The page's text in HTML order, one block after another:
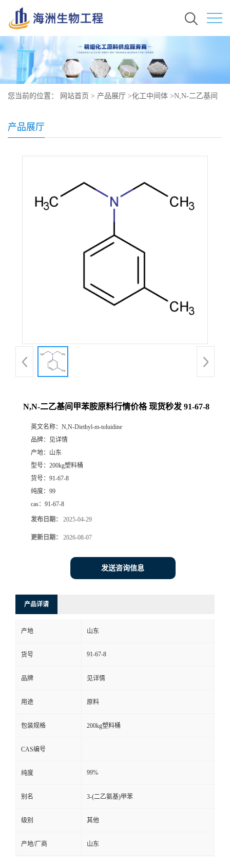
您当前的位置： 网站首页 > 产品展厅 >化工中间体 >N,N-二乙基间
产品展厅
N,N-二乙基间甲苯胺原料行情价格 现货秒发 91-67-8
英文名称： N,N-Diethyl-m-toluidine
品牌：
见详情
产地： 山东
型号： 200kg塑料桶
货号： 91-67-8
纯度： 99
cas： 91-67-8
发布日期： 2025-04-29
更新日期： 2026-08-07
发送咨询信息
产品详请
产地 山东
货号 91-67-8
品牌 见详情
用途 原料
包装规格 200kg塑料桶
CAS编号
纯度 99%
别名 3-(二乙氨基)甲苯
级别 其他
产地/厂商 山东